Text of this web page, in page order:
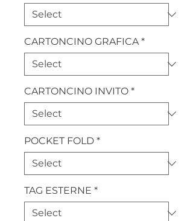
CARTONCINO GRAFICA *
CARTONCINO INVITO *
POCKET FOLD *
TAG ESTERNE *